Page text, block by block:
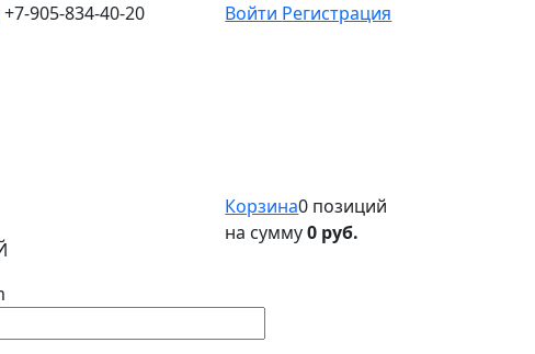
+7-905-834-40-20 Войти Регистрация
Корзина0 позиций
на сумму0 руб.